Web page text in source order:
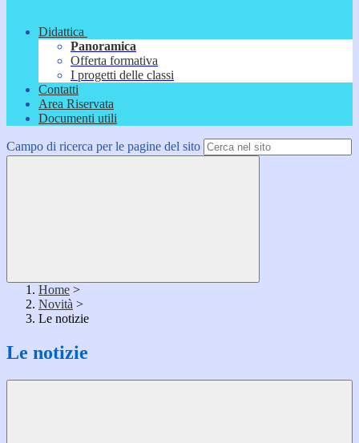
Didattica
Panoramica
Offerta formativa
I progetti delle classi
Contatti
Area Riservata
Documenti utili
Campo di ricerca per le pagine del sito
Home >
Novità >
Le notizie
Le notizie